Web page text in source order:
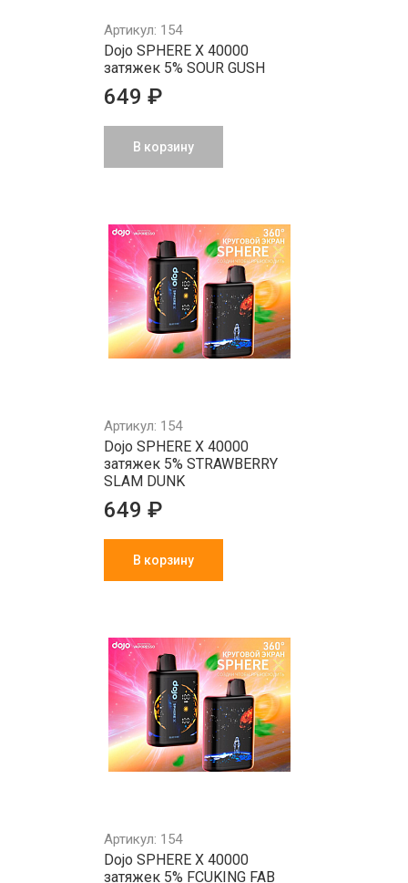
Артикул: 154
Dojo SPHERE X 40000
затяжек 5% SOUR GUSH
649 ₽
В корзину
Артикул: 154
Dojo SPHERE X 40000
затяжек 5% STRAWBERRY
SLAM DUNK
649 ₽
В корзину
Артикул: 154
Dojo SPHERE X 40000
затяжек 5% FCUKING FAB